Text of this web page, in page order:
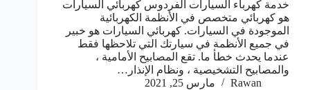
خدمة كهرباء السيارات الفردوس كهربائي السيارات
هو كهربائي متخصص في الأنظمة الكهربائية
الموجودة في السيارات. كهربائي السيارات هو خبير
في جميع الأنظمة في سيارتك التي تلاحظها فقط
عندما يحدث خطأ ما. تقع المصابيح الأمامية ،
والمصابيح التشخيصية ، ونظام الإنذار…
Rawan
مارس 25, 2021